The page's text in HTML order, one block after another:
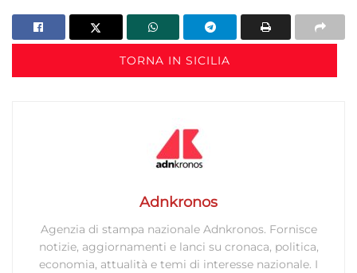
TORNA IN SICILIA
Adnkronos
Agenzia di stampa nazionale Adnkronos. Fornisce
notizie, aggiornamenti e lanci su cronaca, politica,
economia, attualità e temi di interesse nazionale. I